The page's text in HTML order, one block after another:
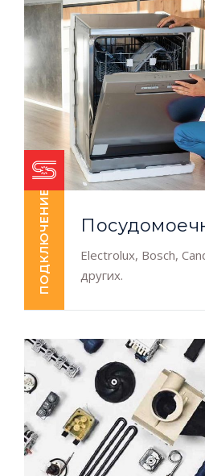
ПОДКЛЮЧЕНИЕ
Electrolux, Bosch,
других.